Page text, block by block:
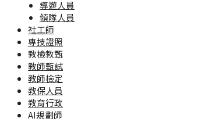
導遊人員
領隊人員
社工師
專技證照
教檢教甄
教師甄試
教師檢定
教保人員
教育行政
AI規劃師